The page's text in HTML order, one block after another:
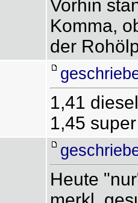
Vorhin
Komma,
der
1,41 diesel
1,45 super
Heute